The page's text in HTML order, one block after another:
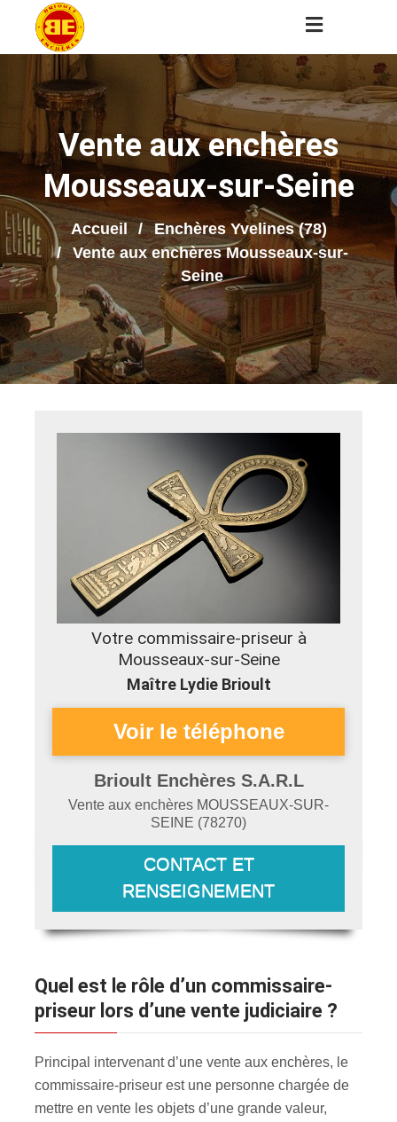
Vente aux enchères
Mousseaux-sur-Seine
Accueil
Enchères Yvelines (78)
Vente aux enchères Mousseaux-sur-
Seine
Votre commissaire-priseur à
Mousseaux-sur-Seine
Maître Lydie Brioult
Brioult Enchères S.A.R.L
Vente aux enchères MOUSSEAUX-SUR-
SEINE (78270)
CONTACT ET
RENSEIGNEMENT
Quel est le rôle d’un commissaire-
priseur lors d’une vente judiciaire ?
Principal intervenant d’une vente aux enchères, le
commissaire-priseur est une personne chargée de
mettre en vente les objets d’une grande valeur,